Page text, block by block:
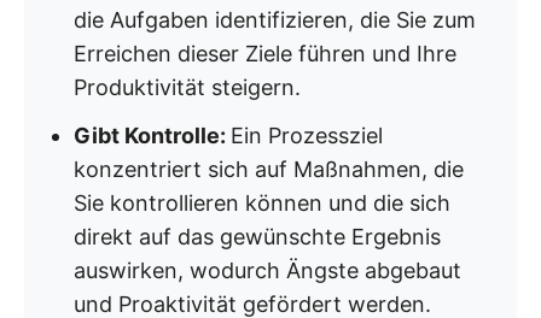
die Aufgaben identifizieren, die Sie zum
Erreichen dieser Ziele führen und Ihre
Produktivität steigern.
Gibt Kontrolle: Ein Prozessziel
konzentriert sich auf Maßnahmen, die
Sie kontrollieren können und die sich
direkt auf das gewünschte Ergebnis
auswirken, wodurch Ängste abgebaut
und Proaktivität gefördert werden.